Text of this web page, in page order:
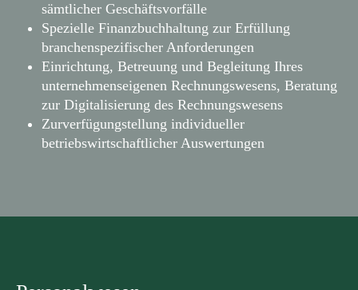
sämtlicher Geschäftsvorfälle
Spezielle Finanzbuchhaltung zur Erfüllung
branchenspezifischer Anforderungen
Einrichtung, Betreuung und Begleitung Ihres
unternehmenseigenen Rechnungswesens, Beratung
zur Digitalisierung des Rechnungswesens
Zurverfügungstellung individueller
betriebswirtschaftlicher Auswertungen